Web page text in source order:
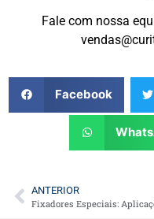
Fale com nossa
Facebook
ANTERIOR